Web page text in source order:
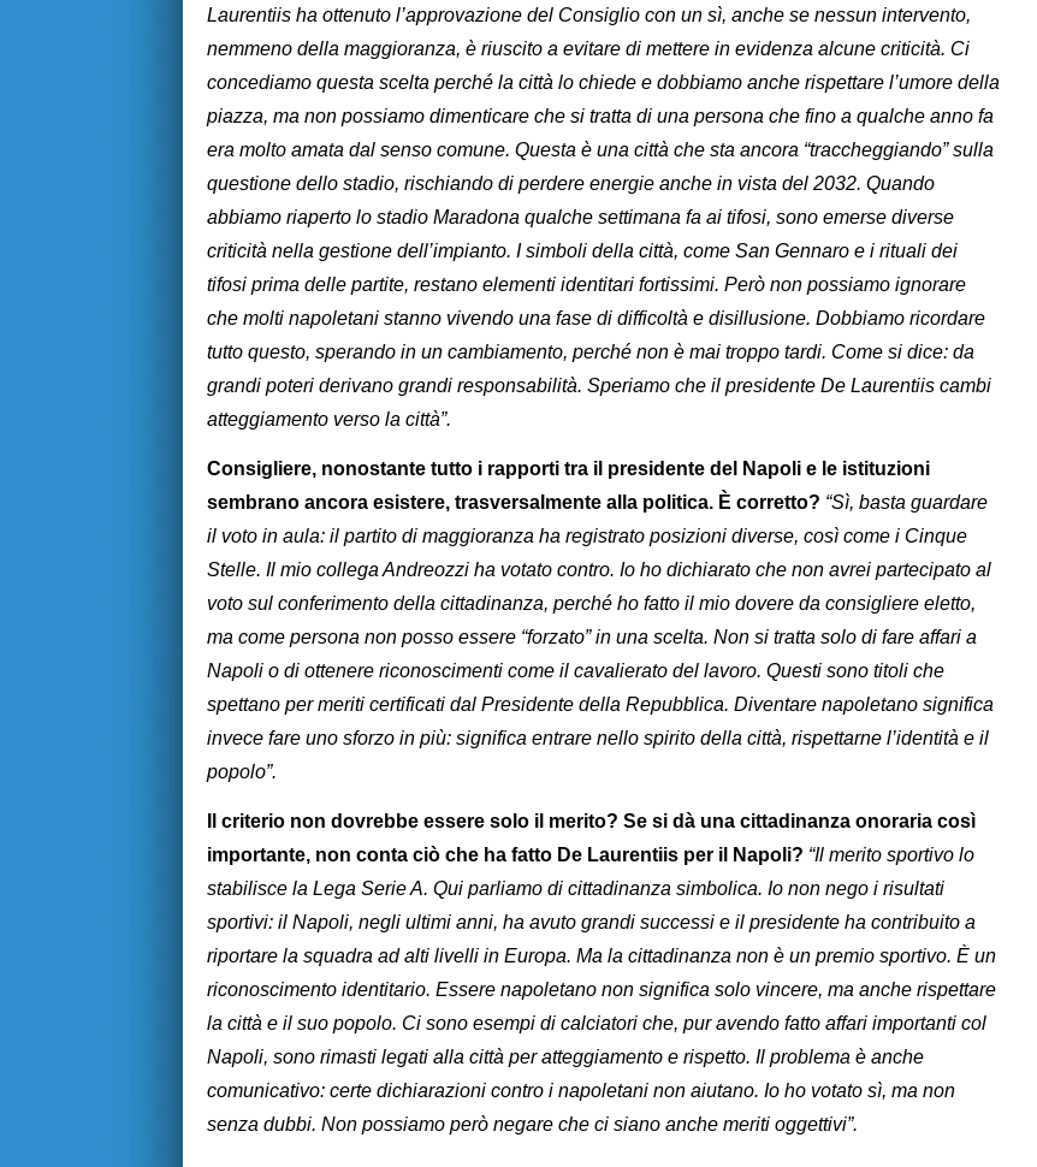
Laurentiis ha ottenuto l’approvazione del Consiglio con un sì, anche se nessun intervento,
nemmeno della maggioranza, è riuscito a evitare di mettere in evidenza alcune criticità. Ci
concediamo questa scelta perché la città lo chiede e dobbiamo anche rispettare l’umore della
piazza, ma non possiamo dimenticare che si tratta di una persona che fino a qualche anno fa
era molto amata dal senso comune. Questa è una città che sta ancora “traccheggiando” sulla
questione dello stadio, rischiando di perdere energie anche in vista del 2032. Quando
abbiamo riaperto lo stadio Maradona qualche settimana fa ai tifosi, sono emerse diverse
criticità nella gestione dell’impianto. I simboli della città, come San Gennaro e i rituali dei
tifosi prima delle partite, restano elementi identitari fortissimi. Però non possiamo ignorare
che molti napoletani stanno vivendo una fase di difficoltà e disillusione. Dobbiamo ricordare
tutto questo, sperando in un cambiamento, perché non è mai troppo tardi. Come si dice: da
grandi poteri derivano grandi responsabilità. Speriamo che il presidente De Laurentiis cambi
atteggiamento verso la città”.
Consigliere, nonostante tutto i rapporti tra il presidente del Napoli e le istituzioni
sembrano ancora esistere, trasversalmente alla politica. È corretto? “Sì, basta guardare
il voto in aula: il partito di maggioranza ha registrato posizioni diverse, così come i Cinque
Stelle. Il mio collega Andreozzi ha votato contro. Io ho dichiarato che non avrei partecipato al
voto sul conferimento della cittadinanza, perché ho fatto il mio dovere da consigliere eletto,
ma come persona non posso essere “forzato” in una scelta. Non si tratta solo di fare affari a
Napoli o di ottenere riconoscimenti come il cavalierato del lavoro. Questi sono titoli che
spettano per meriti certificati dal Presidente della Repubblica. Diventare napoletano significa
invece fare uno sforzo in più: significa entrare nello spirito della città, rispettarne l’identità e il
popolo”.
Il criterio non dovrebbe essere solo il merito? Se si dà una cittadinanza onoraria così
importante, non conta ciò che ha fatto De Laurentiis per il Napoli? “Il merito sportivo lo
stabilisce la Lega Serie A. Qui parliamo di cittadinanza simbolica. Io non nego i risultati
sportivi: il Napoli, negli ultimi anni, ha avuto grandi successi e il presidente ha contribuito a
riportare la squadra ad alti livelli in Europa. Ma la cittadinanza non è un premio sportivo. È un
riconoscimento identitario. Essere napoletano non significa solo vincere, ma anche rispettare
la città e il suo popolo. Ci sono esempi di calciatori che, pur avendo fatto affari importanti col
Napoli, sono rimasti legati alla città per atteggiamento e rispetto. Il problema è anche
comunicativo: certe dichiarazioni contro i napoletani non aiutano. Io ho votato sì, ma non
senza dubbi. Non possiamo però negare che ci siano anche meriti oggettivi”.